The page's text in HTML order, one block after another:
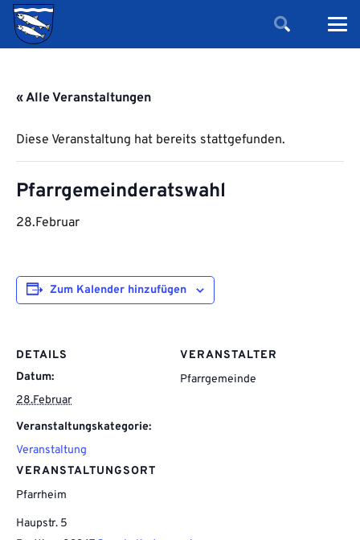
« Alle Veranstaltungen
Diese Veranstaltung hat bereits stattgefunden.
Pfarrgemeinderatswahl
28.Februar
Zum Kalender hinzufügen
DETAILS
Datum:
28.Februar
Veranstaltungskategorie:
Veranstaltung
VERANSTALTUNGSORT
Pfarrheim
Haupstr. 5
VERANSTALTER
Pfarrgemeinde